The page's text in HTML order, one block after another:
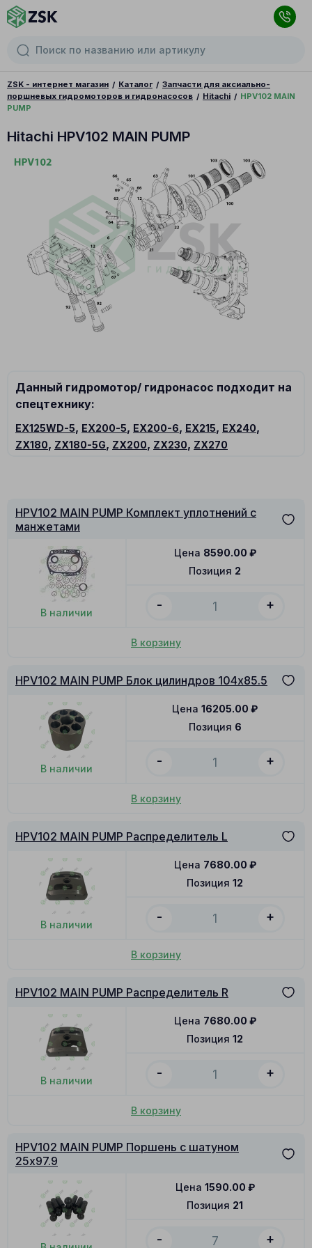
ZSK - интернет магазин Каталог
Запчасти для аксиально-
поршневых гидромоторов и гидронасосов
Hitachi
HPV102 MAIN
PUMP
Hitachi HPV102 MAIN PUMP
Данный гидромотор/ гидронасос подходит на
спецтехнику:
EX125WD-5, EX200-5, EX200-6, EX215, EX240,
ZX180, ZX180-5G, ZX200, ZX230, ZX270
HPV102 MAIN PUMP Комплект уплотнений с
манжетами
В наличии
Позиция 2
Цена 8590.00 ₽
- +
В корзину
HPV102 MAIN PUMP Блок цилиндров 104x85.5
В наличии
Позиция 6
Цена 16205.00 ₽
- +
В корзину
HPV102 MAIN PUMP Распределитель L
В наличии
Позиция 12
Цена 7680.00 ₽
- +
В корзину
HPV102 MAIN PUMP Распределитель R
В наличии
Позиция 12
Цена 7680.00 ₽
- +
В корзину
HPV102 MAIN PUMP Поршень с шатуном
25x97.9
Позиция 21
Цена 1590.00 ₽
- +